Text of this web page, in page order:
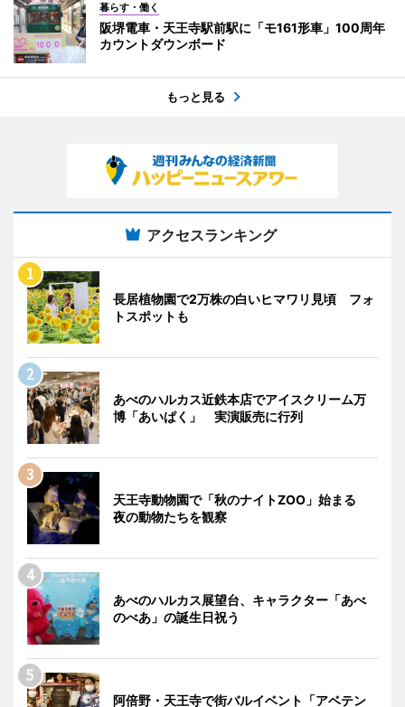
暮らす・働く
阪堺電車・天王寺駅前駅に「モ161形車」100周年
カウントダウンボード
もっと見る
アクセスランキング
長居植物園で2万株の白いヒマワリ見頃 フォ
トスポットも
あべのハルカス近鉄本店でアイスクリーム万
博「あいぱく」 実演販売に行列
天王寺動物園で「秋のナイトZOO」始まる
夜の動物たちを観察
あべのハルカス展望台、キャラクター「あべ
のべあ」の誕生日祝う
阿倍野・天王寺で街バルイベント「アベテン